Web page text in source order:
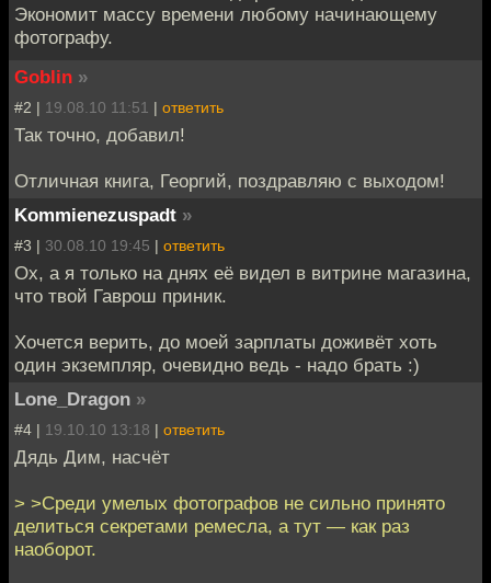
Экономит массу времени любому начинающему
фотографу.
Goblin »
#2 | 19.08.10 11:51 | ответить
Так точно, добавил!
Отличная книга, Георгий, поздравляю с выходом!
Kommienezuspadt »
#3 | 30.08.10 19:45 | ответить
Ох, а я только на днях её видел в витрине магазина,
что твой Гаврош приник.
Хочется верить, до моей зарплаты доживёт хоть
один экземпляр, очевидно ведь - надо брать :)
Lone_Dragon »
#4 | 19.10.10 13:18 | ответить
Дядь Дим, насчёт
> >Среди умелых фотографов не сильно принято
делиться секретами ремесла, а тут — как раз
наоборот.